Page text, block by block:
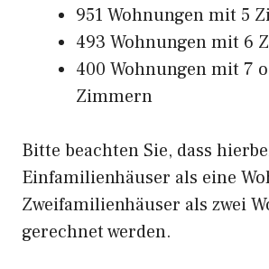
951 Wohnungen mit 5
493 Wohnungen mit 6
400 Wohnungen mit 7
Zimmern
Bitte beachten Sie, dass
Einfamilienhäuser als eine
Zweifamilienhäuser als zwei
gerechnet werden.